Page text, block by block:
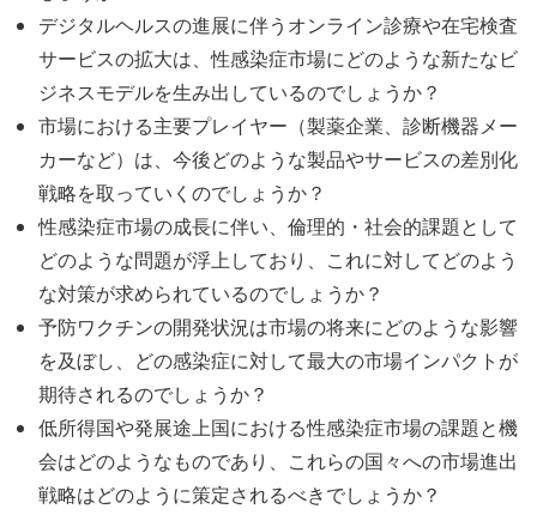
デジタルヘルスの進展に伴うオンライン診療や在宅検査
サービスの拡大は、性感染症市場にどのような新たなビ
ジネスモデルを生み出しているのでしょうか？
市場における主要プレイヤー（製薬企業、診断機器メー
カーなど）は、今後どのような製品やサービスの差別化
戦略を取っていくのでしょうか？
性感染症市場の成長に伴い、倫理的・社会的課題として
どのような問題が浮上しており、これに対してどのよう
な対策が求められているのでしょうか？
予防ワクチンの開発状況は市場の将来にどのような影響
を及ぼし、どの感染症に対して最大の市場インパクトが
期待されるのでしょうか？
低所得国や発展途上国における性感染症市場の課題と機
会はどのようなものであり、これらの国々への市場進出
戦略はどのように策定されるべきでしょうか？